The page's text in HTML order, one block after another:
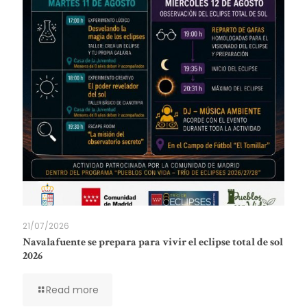
21/07/2026
Navalafuente se prepara para vivir el eclipse total de sol
2026
Read more